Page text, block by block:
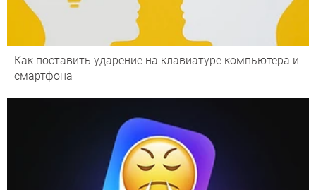
Как поставить ударение на клавиатуре компьютера и
смартфона